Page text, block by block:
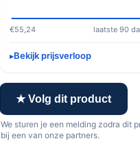
€55,24 laatste 90
Bekijk prijsverloop
★ Volg dit product
We sturen je een melding zodra dit
bij een van onze partners.